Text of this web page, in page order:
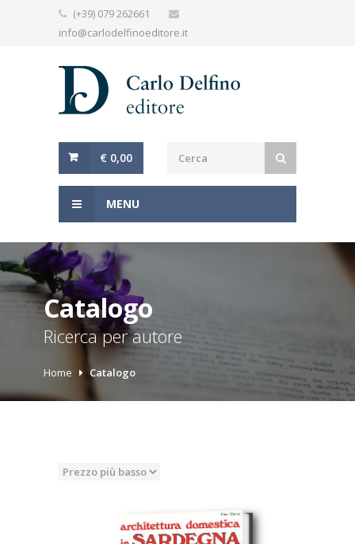
(+39) 079 262661
info@carlodelfinoeditore.it
€ 0,00
MENU
Catalogo
Ricerca per autore
Home Catalogo